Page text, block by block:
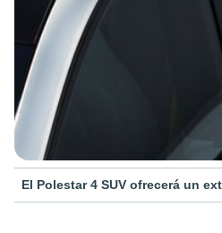
El Polestar 4 SUV ofrecerá un